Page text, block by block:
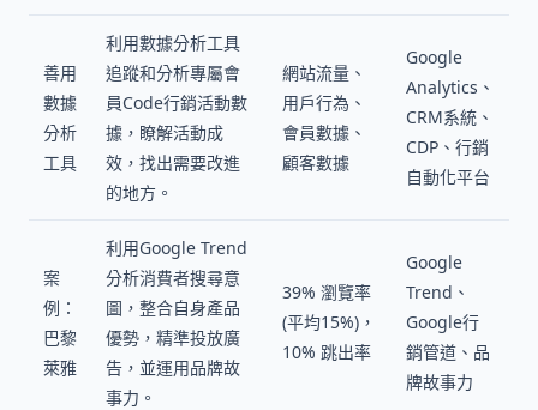
善用
數據
分析
工具
利用數據分析工具
追蹤和分析專屬會
員Code行銷活動數
據，瞭解活動成
效，找出需要改進
的地方。
網站流量、
用戶行為、
會員數據、
顧客數據
Google
Analytics、
CRM系統、
CDP、行銷
自動化平台
案
例：
巴黎
萊雅
利用Google Trend
分析消費者搜尋意
圖，整合自身產品
優勢，精準投放廣
告，並運用品牌故
事力。
39% 瀏覽率
(平均15%)，
10% 跳出率
Google
Trend、
Google行
銷管道、品
牌故事力